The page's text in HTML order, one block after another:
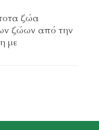
ζώα
ζώων από την
με